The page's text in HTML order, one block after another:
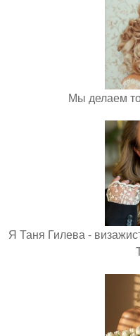
Мы делаем
Я Таня Гилева -